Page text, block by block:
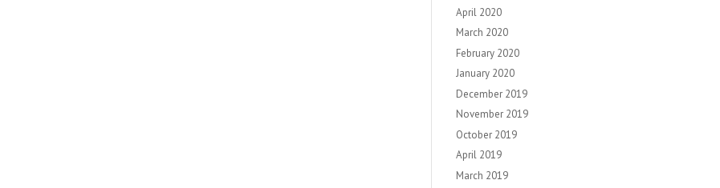
April 2020
March 2020
February 2020
January 2020
December 2019
November 2019
October 2019
April 2019
March 2019